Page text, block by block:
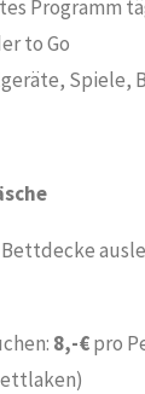
Programm
to Go
Spiele,
8,-€pro